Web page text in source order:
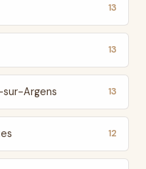
13
13
sur-Argens 13
12